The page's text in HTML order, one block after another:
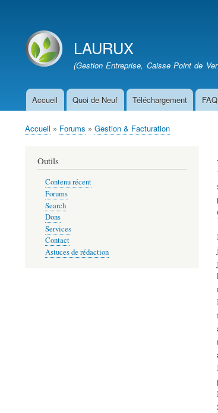
account
menu
Site brandingLAURUX
(Gestion Entreprise, Caisse Point de
MainAccueil Quoi de Neuf Téléchargement FAQ
Fil
Accueil Forums Gestion & Facturation
Outils
Contenu récent
Forums
Search
Dons
Services
Contact
Astuces de rédaction